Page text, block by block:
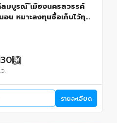
มบูรณ์ ้เมืองนครสวรรค์
อน หมาะลงทุนซื้อเก็บไว้ทุก
.
รายละเอียด